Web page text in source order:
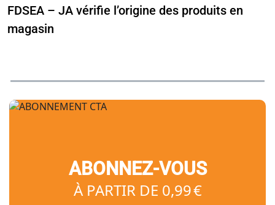
FDSEA – JA vérifie l’origine des produits en
magasin
ABONNEZ-VOUS
À PARTIR DE 0,99 €